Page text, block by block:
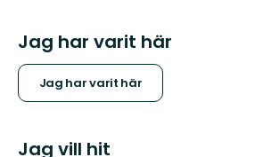
Jag har varit här
Jag har varit här
Jag vill hit